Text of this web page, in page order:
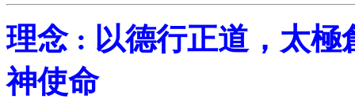
理念 : 以德行正道，太極
神使命